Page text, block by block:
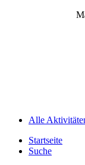
Alle
Startseite
Suche